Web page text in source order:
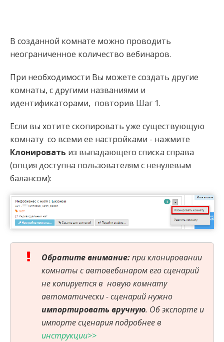
В созданной комнате можно проводить
неограниченное количество вебинаров.
При необходимости Вы можете создать другие
комнаты, с другими названиями и
идентификаторами, повторив Шаг 1.
Если вы хотите скопировать уже существующую
комнату со всеми ее настройками - нажмите
Клонировать из выпадающего списка справа
(опция доступна пользователям с ненулевым
балансом):
Обратите внимание:при клонировании
комнаты с автовебинаром его сценарий
не копируется в новую комнату
автоматически - сценарий нужно
импортировать вручную. Об экспорте и
импорте сценария подробнее в
инструкции>>